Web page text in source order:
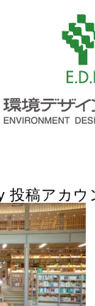
投稿アカウ